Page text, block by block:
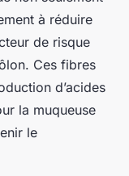
à réduire
de risque
Ces fibres
d’acides
la muqueuse
le